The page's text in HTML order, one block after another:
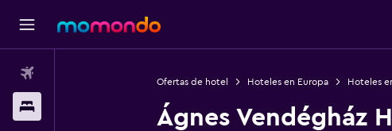
Ofertas de hotel Hoteles en Europa Hoteles
Ágnes Vendégház